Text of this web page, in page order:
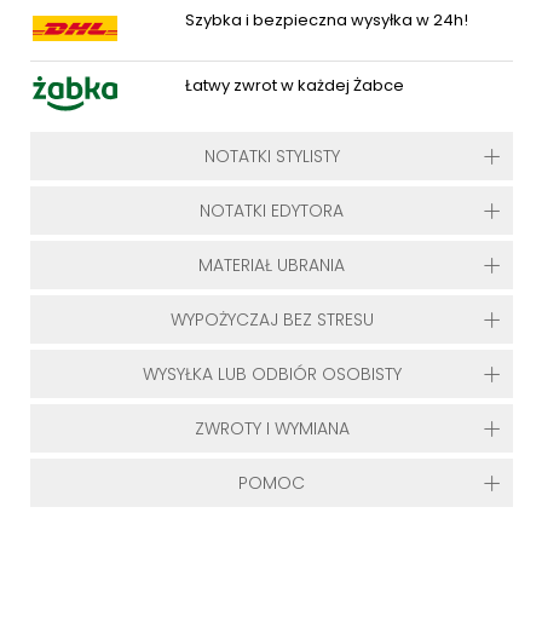
Szybka i bezpieczna wysyłka w 24h!
Łatwy zwrot w każdej Żabce
NOTATKI STYLISTY
NOTATKI EDYTORA
MATERIAŁ UBRANIA
WYPOŻYCZAJ BEZ STRESU
WYSYŁKA LUB ODBIÓR OSOBISTY
ZWROTY I WYMIANA
POMOC